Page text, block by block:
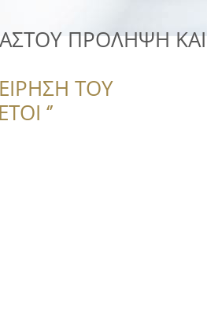
ΠΡΟΛΗΨΗ ΚΑΙ
ΤΟΥ
‘’